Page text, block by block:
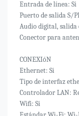
Entrada de línea: Si
Puerto de salida S/
Audio digital, salida
Conector para
CONEXIóN
Ethernet: Si
Tipo de interfaz
Controlador LAN:
Wifi: Si